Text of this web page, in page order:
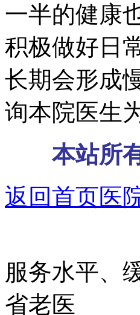
一半的健康
积极做好日
长期会形成
询本院医生
本站所
返回首页医
响应国
服务水平、
省老医